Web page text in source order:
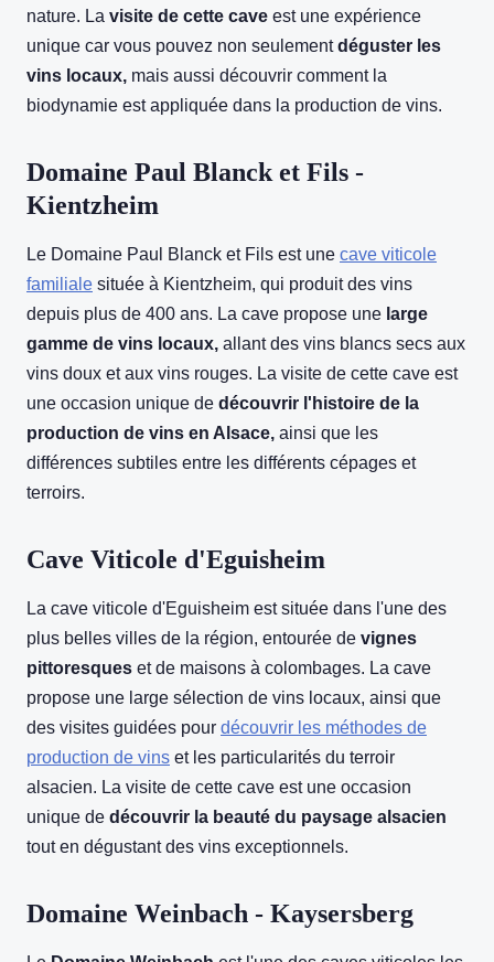
nature. La visite de cette cave est une expérience
unique car vous pouvez non seulementdéguster les
vins locaux, mais aussi découvrir comment la
biodynamie est appliquée dans la production de vins.
Domaine Paul Blanck et Fils -
Kientzheim
Le Domaine Paul Blanck et Fils est une cave viticole
familiale située à Kientzheim, qui produit des vins
depuis plus de 400 ans. La cave propose une large
gamme de vins locaux, allant des vins blancs secs aux
vins doux et aux vins rouges. La visite de cette cave est
une occasion unique de découvrir l'histoire de la
production de vins en Alsace, ainsi que les
différences subtiles entre les différents cépages et
terroirs.
Cave Viticole d'Eguisheim
La cave viticole d'Eguisheim est située dans l'une des
plus belles villes de la région, entourée de vignes
pittoresques et de maisons à colombages. La cave
propose une large sélection de vins locaux, ainsi que
des visites guidées pour découvrir les méthodes de
production de vins et les particularités du terroir
alsacien. La visite de cette cave est une occasion
unique de découvrir la beauté du paysage alsacien
tout en dégustant des vins exceptionnels.
Domaine Weinbach - Kaysersberg